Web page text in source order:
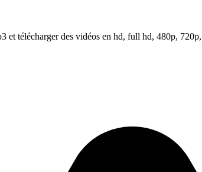
et télécharger des vidéos en hd, full hd, 480p,